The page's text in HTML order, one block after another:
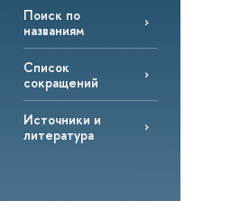
Поиск по
названиям
Список
сокращений
Источники и
литература